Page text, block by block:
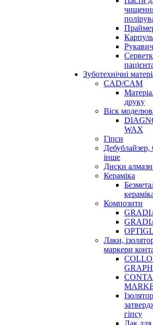
Зуботехнічні
CAD/CAM
друку
Віск
WAX
Гіпси
інше
Диски
Кераміка
Композити
Лаки,
маркери
гіпсу
Лак для